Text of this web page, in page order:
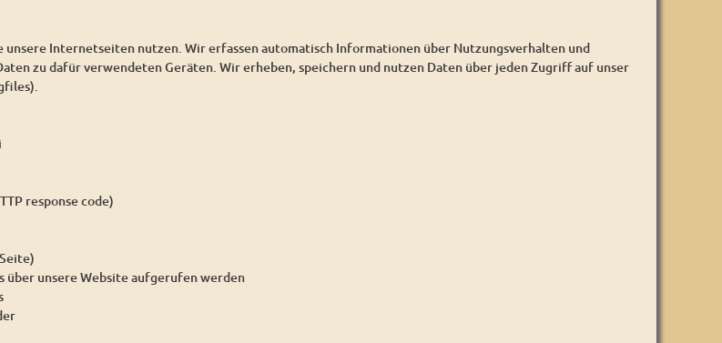
unsere Internetseiten nutzen. Wir erfassen automatisch Informationen über Nutzungsverhalten und
zu dafür verwendeten Geräten. Wir erheben, speichern und nutzen Daten über jeden Zugriff auf unser
response code)
über unsere Website aufgerufen werden